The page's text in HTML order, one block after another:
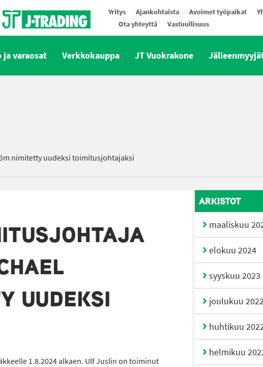
Yritys Ajankohtaista Avoimet työpaikat
Ota yhteyttä
Vastuullisuus
ja varaosat Verkkokauppa JT Vuokrakone
nimitetty uudeksi toimitusjohtajaksi
UUDEKSI
1.8.2024 alkaen. Ulf Juslin on toiminut
ARKISTOT
maaliskuu
elokuu 2024
syyskuu 2023
joulukuu
huhtikuu
helmikuu